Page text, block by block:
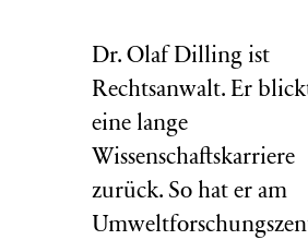
Dr. Olaf Dilling ist
Rechtsanwalt. Er
eine lange
Wissenschaftskarriere
zurück. So hat er am